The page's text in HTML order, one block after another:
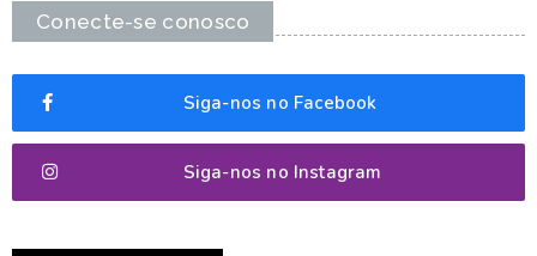
Conecte-se conosco
Siga-nos no Facebook
Siga-nos no Instagram